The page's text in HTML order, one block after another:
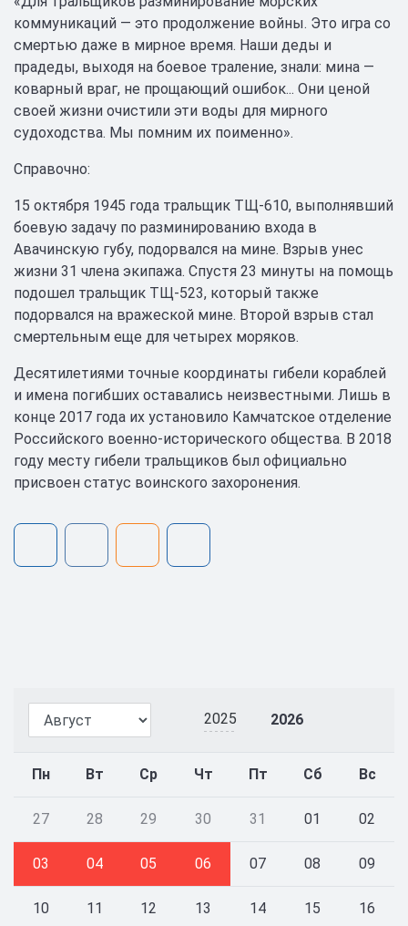
2025 2026
Пн Вт Ср Чт Пт Сб Вс
27 28 29 30 31 01 02
03 04 05 06 07 08 09
10 11 12 13 14 15 16
коммуникаций — это продолжение войны. Это игра со
смертью даже в мирное время. Наши деды и
прадеды, выходя на боевое траление, знали: мина —
коварный враг, не прощающий ошибок... Они ценой
своей жизни очистили эти воды для мирного
судоходства. Мы помним их поименно».
Справочно:
15 октября 1945 года тральщик ТЩ-610, выполнявший
боевую задачу по разминированию входа в
Авачинскую губу, подорвался на мине. Взрыв унес
жизни 31 члена экипажа. Спустя 23 минуты на помощь
подошел тральщик ТЩ-523, который также
подорвался на вражеской мине. Второй взрыв стал
смертельным еще для четырех моряков.
Десятилетиями точные координаты гибели кораблей
и имена погибших оставались неизвестными. Лишь в
конце 2017 года их установило Камчатское отделение
Российского военно-исторического общества. В 2018
году месту гибели тральщиков был официально
присвоен статус воинского захоронения.